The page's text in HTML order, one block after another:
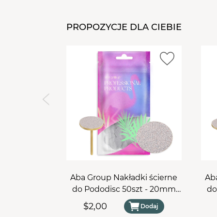
PROPOZYCJE DLA CIEBIE
Aba Group Nakładki ścierne
do Pododisc 50szt - 20mm
#100
$2,00 Dodaj